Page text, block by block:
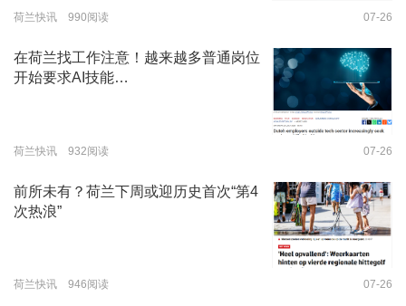
荷兰快讯 990阅读 07-26
在荷兰找工作注意！越来越多普通岗位
开始要求AI技能…
荷兰快讯 932阅读 07-26
前所未有？荷兰下周或迎历史首次“第4
次热浪”
荷兰快讯 946阅读 07-26